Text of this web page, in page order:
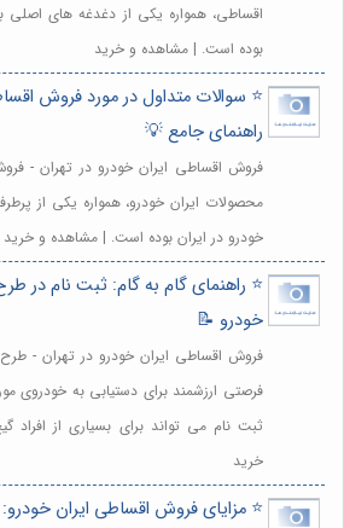
اقساطی، همواره یکی از دغدغه های اصلی
بوده است. | مشاهده و خرید
⭐️ سوالات متداول در مورد فروش
راهنمای جامع 💡
فروش اقساطی ایران خودرو در تهران -
محصولات ایران خودرو، همواره یکی از
خودرو در ایران بوده است. | مشاهده و خرید
⭐️ راهنمای گام به گام: ثبت نام در
خودرو 📝
فروش اقساطی ایران خودرو در تهران -
فرصتی ارزشمند برای دستیابی به خودروی
ثبت نام می تواند برای بسیاری از افراد
خرید
⭐️ مزایای فروش اقساطی ایران